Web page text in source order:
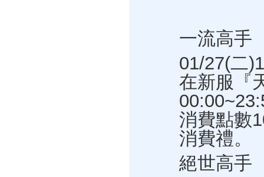
一流高手
01/27(二
在新服『
消費點數
消費禮。
絕世高手